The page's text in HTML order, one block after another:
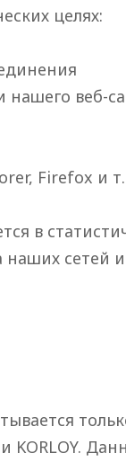
целях:
веб-
Firefox и
в
сетей